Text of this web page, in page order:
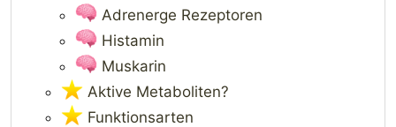
Adrenerge Rezeptoren
Histamin
Muskarin
Aktive Metaboliten?
Funktionsarten